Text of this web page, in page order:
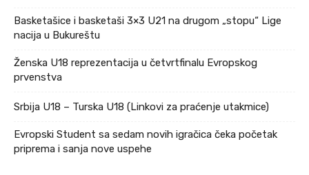
Basketašice i basketaši 3×3 U21 na drugom „stopu“ Lige
nacija u Bukureštu
Ženska U18 reprezentacija u četvrtfinalu Evropskog
prvenstva
Srbija U18 – Turska U18 (Linkovi za praćenje utakmice)
Evropski Student sa sedam novih igračica čeka početak
priprema i sanja nove uspehe